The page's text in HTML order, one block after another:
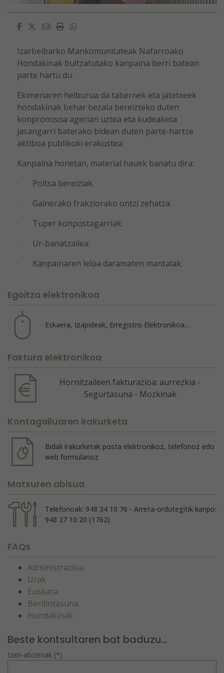
Facebook
Twitter
EmailImprimirWhatsapp
Izarbeibarko Mankomunitateak Nafarroako
Hondakinak bultzatutako kanpaina berri batean
parte hartu du.
Ekimenaren helburua da tabernek eta jatetxeek
hondakinak behar bezala bereizteko duten
konpromisoa agerian uztea eta kudeaketa
jasangarri baterako bidean duten parte-hartze
aktiboa publikoki erakustea.
Kanpaina honetan, material hauek banatu dira:
· Poltsa bereiziak.
· Gainerako frakziorako ontzi zehatza.
· Tuper konpostagarriak.
· Ur-banatzailea.
· Kanpainaren leloa daramaten mantalak.
Egoitza elektronikoa
Eskaera, Izapideak, Erregistro Elektronikoa…
Faktura elektronikoa
Hornitzaileen fakturazioa: aurrezkia -
Segurtasuna - Mozkinak
Kontagailuaren irakurketa
Bidali irakurketak posta elektronikoz, telefonoz edo
web formularioz
Matxuren abisua
Telefonoak: 948 34 10 76 - Arreta-ordutegitik kanpo:
948 27 10 20 (1762)
FAQs
Administrazioa
Urak
Euskara
Berdintasuna
Hondakinak
Beste kontsultaren bat baduzu...
Izen-abizenak (*)